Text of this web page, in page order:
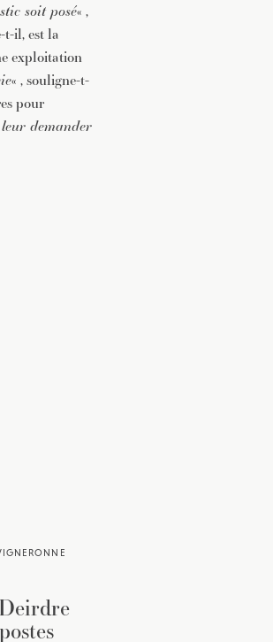
soit posé« ,
t-il, est la
exploitation
« , souligne-t-
pour
leur demander